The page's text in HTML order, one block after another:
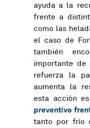
ayuda a la
frente a
como las
el caso de
también
importante de
refuerza la
aumenta la
esta acción
preventivo
tanto por frío